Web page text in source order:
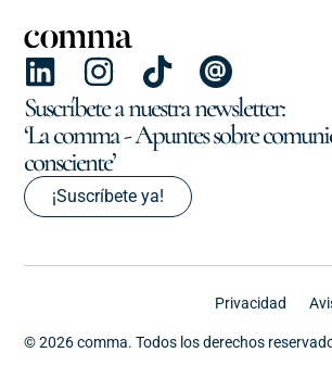
Suscríbete a nuestra newsletter:
‘La comma - Apuntes sobre
consciente’
¡Suscríbete ya!
© 2026 comma. Todos los derechos
Privacidad